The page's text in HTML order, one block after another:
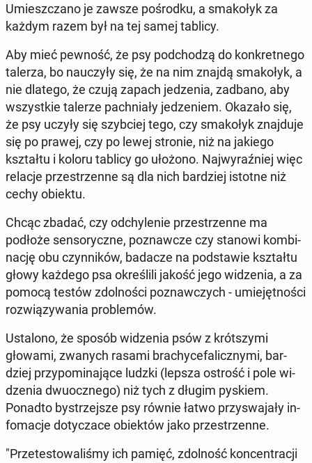
Umiesz­cza­no je zawsze po­środ­ku, a sma­ko­łyk za
każdym razem był na tej samej tablicy.
Aby mieć pewność, że psy pod­cho­dzą do kon­kret­ne­go
talerza, bo na­uczy­ły się, że na nim znajdą sma­ko­łyk, a
nie dlatego, że czują zapach je­dze­nia, zadbano, aby
wszyst­kie talerze pach­nia­ły je­dze­niem. Okazało się,
że psy uczyły się szyb­ciej tego, czy sma­ko­łyk znaj­du­je
się po prawej, czy po lewej stronie, niż na jakiego
kształ­tu i koloru tablicy go ułożono. Naj­wy­raź­niej więc
relacje prze­strzen­ne są dla nich bar­dziej istotne niż
cechy obiektu.
Chcąc zbadać, czy od­chy­le­nie prze­strzen­ne ma
podłoże sen­so­rycz­ne, po­znaw­cze czy stanowi kom­bi­
na­cję obu czyn­ni­ków, badacze na pod­sta­wie kształ­tu
głowy każdego psa okre­śli­li jakość jego wi­dze­nia, a za
pomocą testów zdol­no­ści po­znaw­czych - umie­jęt­no­ści
roz­wią­zy­wa­nia pro­ble­mów.
Usta­lo­no, że sposób wi­dze­nia psów z krót­szy­mi
głowami, zwanych rasami bra­chy­ce­fa­licz­ny­mi, bar­
dziej przy­po­mi­na­ją­ce ludzki (lepsza ostrość i pole wi­
dze­nia dwu­ocz­ne­go) niż tych z długim pyskiem.
Ponadto by­strzej­sze psy równie łatwo przy­swa­ja­ły in­
fo­ma­cje do­ty­cza­ce obiek­tów jako prze­strzen­ne.
"Prze­te­sto­wa­li­śmy ich pamięć, zdol­ność kon­cen­tra­cji